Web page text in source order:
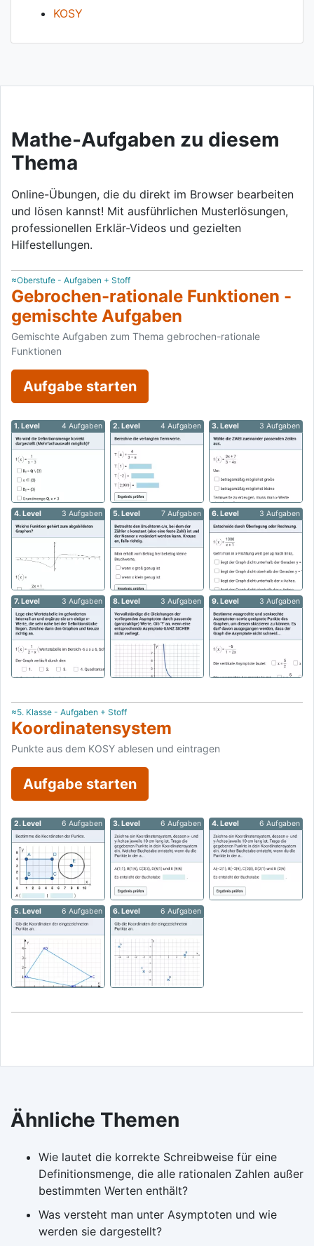
KOSY
Mathe-Aufgaben zu diesem
Thema
Online-Übungen, die du direkt im Browser bearbeiten
und lösen kannst! Mit ausführlichen Musterlösungen,
professionellen Erklär-Videos und gezielten
Hilfestellungen.
≈Oberstufe - Aufgaben + Stoff
Gebrochen-rationale Funktionen -
gemischte Aufgaben
Gemischte Aufgaben zum Thema gebrochen-rationale
Funktionen
Aufgabe starten
1. Level 4 Aufgaben 2. Level 4 Aufgaben 3. Level 3 Aufgaben
4. Level 3 Aufgaben 5. Level 7 Aufgaben 6. Level 3 Aufgaben
7. Level 3 Aufgaben 8. Level 3 Aufgaben 9. Level 3 Aufgaben
≈5. Klasse - Aufgaben + Stoff
Koordinatensystem
Punkte aus dem KOSY ablesen und eintragen
Aufgabe starten
2. Level 6 Aufgaben 3. Level 6 Aufgaben 4. Level 6 Aufgaben
5. Level 6 Aufgaben 6. Level 6 Aufgaben
Ähnliche Themen
Wie lautet die korrekte Schreibweise für eine
Definitionsmenge, die alle rationalen Zahlen außer
bestimmten Werten enthält?
Was versteht man unter Asymptoten und wie
werden sie dargestellt?